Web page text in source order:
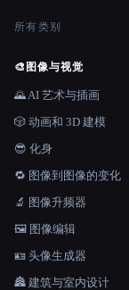
所有类别
🎨 图像与视觉
🌄 AI 艺术与插画
🎲 动画和 3D 建模
😎 化身
🔁 图像到图像的变化
🔬 图像升频器
🖼️ 图像编辑
🪪 头像生成器
🏯 建筑与室内设计